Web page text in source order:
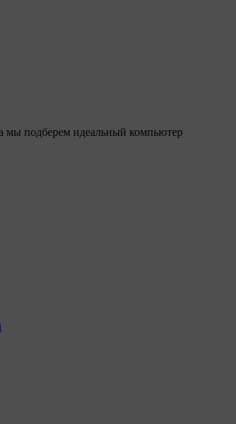
мы подберем идеальный компьютер